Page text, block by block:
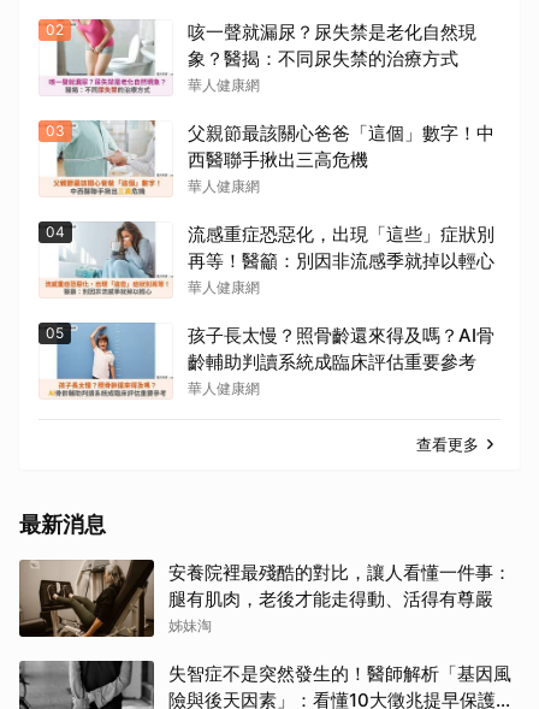
02
咳一聲就漏尿？尿失禁是老化自然現
象？醫揭：不同尿失禁的治療方式
華人健康網
03
父親節最該關心爸爸「這個」數字！中
西醫聯手揪出三高危機
華人健康網
04
流感重症恐惡化，出現「這些」症狀別
再等！醫籲：別因非流感季就掉以輕心
華人健康網
05
孩子長太慢？照骨齡還來得及嗎？AI骨
齡輔助判讀系統成臨床評估重要參考
華人健康網
查看更多
最新消息
安養院裡最殘酷的對比，讓人看懂一件事：
腿有肌肉，老後才能走得動、活得有尊嚴
姊妹淘
失智症不是突然發生的！醫師解析「基因風
險與後天因素」：看懂10大徵兆提早保護大